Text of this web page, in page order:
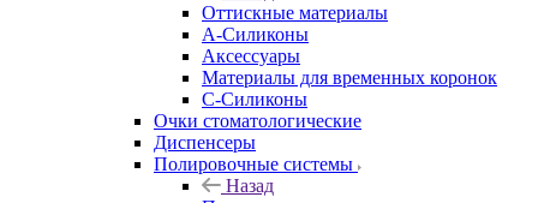
Оттискные материалы
А-Силиконы
Аксессуары
Материалы для временных коронок
С-Силиконы
Очки стоматологические
Диспенсеры
Полировочные системы
Назад